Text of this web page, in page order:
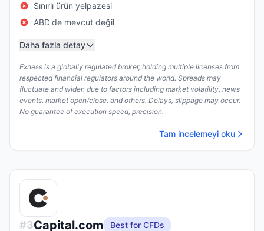
Sınırlı ürün yelpazesi
ABD'de mevcut değil
Daha fazla detay
Exness is a globally regulated broker, holding multiple licenses from
respected financial regulators around the world. Spreads may
fluctuate and widen due to factors including market volatility, news
events, market open/close, and others. Delays, slippage may occur.
No guarantee of execution speed, precision.
Tam incelemeyi oku
#3Capital.com
Best for CFDs